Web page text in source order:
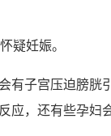
疑妊娠。
有子宫压迫膀胱
，还有些孕妇